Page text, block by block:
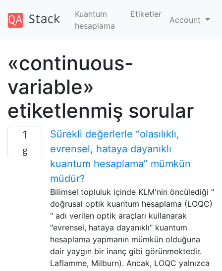
Kuantum
hesaplama
Etiketler
Account
«continuous-
variable»
etiketlenmiş sorular
1
Sürekli değerlerle “olasılıklı,
evrensel, hataya dayanıklı
kuantum hesaplama” mümkün
müdür?
Bilimsel topluluk içinde KLM'nin öncülediği "
doğrusal optik kuantum hesaplama (LOQC)
" adı verilen optik araçları kullanarak
"evrensel, hataya dayanıklı" kuantum
hesaplama yapmanın mümkün olduğuna
dair yaygın bir inanç gibi görünmektedir.
Laflamme, Milburn). Ancak, LOQC yalnızca